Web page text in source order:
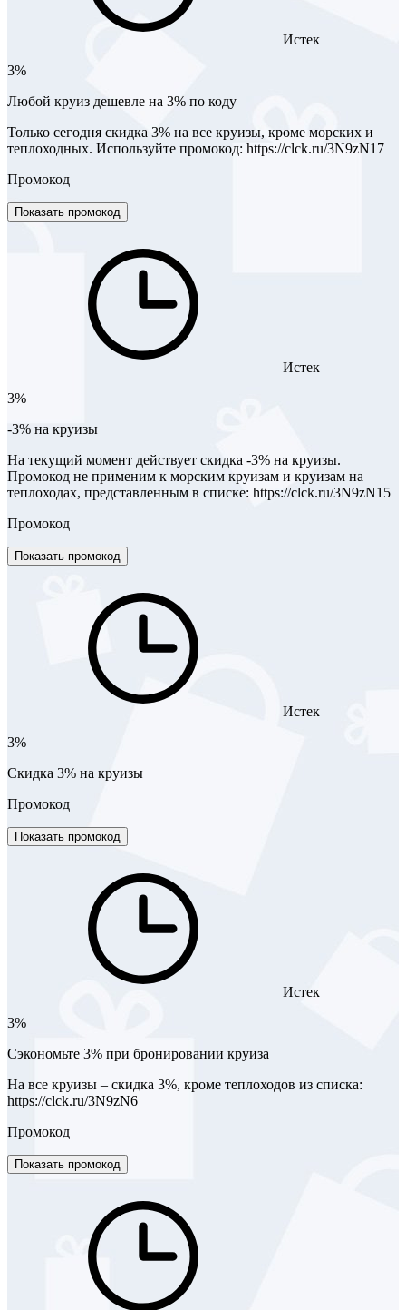
Истек
3%
Любой круиз дешевле на 3% по коду
Только сегодня скидка 3% на все круизы, кроме морских и
теплоходных. Используйте промокод: https://clck.ru/3N9zN17
Промокод
Показать промокод
Истек
3%
-3% на круизы
На текущий момент действует скидка -3% на круизы.
Промокод не применим к морским круизам и круизам на
теплоходах, представленным в списке: https://clck.ru/3N9zN15
Промокод
Показать промокод
Истек
3%
Скидка 3% на круизы
Промокод
Показать промокод
Истек
3%
Сэкономьте 3% при бронировании круиза
На все круизы – скидка 3%, кроме теплоходов из списка:
https://clck.ru/3N9zN6
Промокод
Показать промокод